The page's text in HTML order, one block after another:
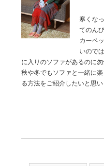
寒くな
てのん
カーペ
いので
に入りのソファがあるのに
秋や冬でもソファと一緒に
る方法をご紹介したいと思